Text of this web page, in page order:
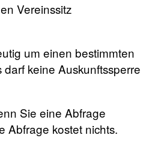
Vereinssitz
um einen bestimmten
keine Auskunftssperre
Sie eine Abfrage
Abfrage kostet nichts.